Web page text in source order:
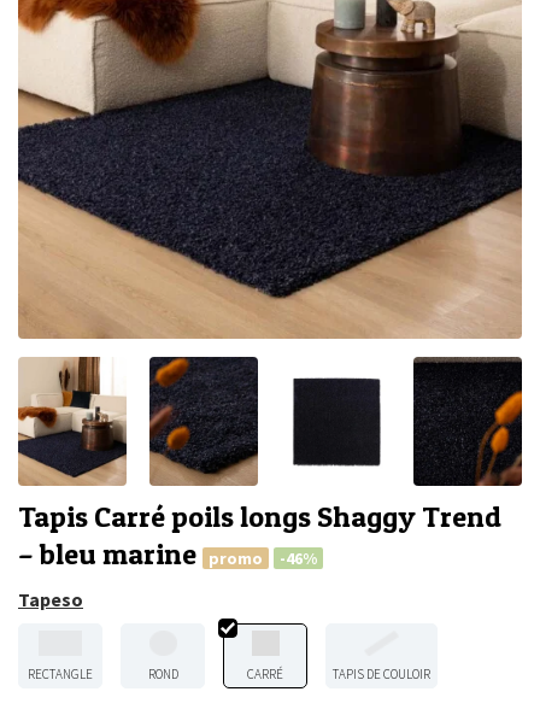
Tapis Carré poils longs Shaggy Trend
– bleu marine
promo -46%
Tapeso
RECTANGLE ROND CARRÉ TAPIS DE COULOIR